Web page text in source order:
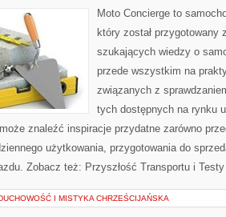
Moto Concierge to
który został przygotowany
szukających wiedzy o
przede wszystkim na
związanych z
tych dostępnych na rynku
znaleźć inspiracje przydatne zarówno
użytkowania, przygotowania do
Zobacz też: Przyszłość Transportu i
I MISTYKA CHRZEŚCIJAŃSKA